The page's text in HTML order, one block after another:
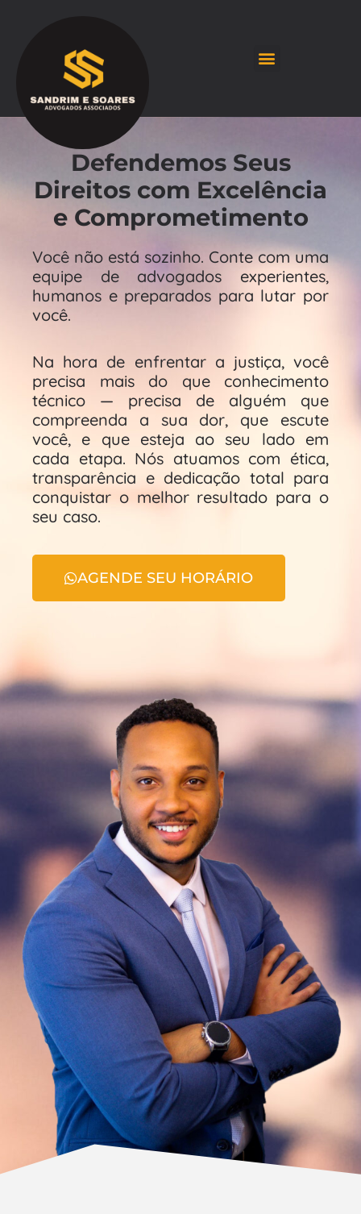
Defendemos Seus
Direitos com Excelência
e Comprometimento
Você não está sozinho. Conte com uma
equipe de advogados experientes,
humanos e preparados para lutar por
você.
Na hora de enfrentar a justiça, você
precisa mais do que conhecimento
técnico — precisa de alguém que
compreenda a sua dor, que escute
você, e que esteja ao seu lado em
cada etapa. Nós atuamos com ética,
transparência e dedicação total para
conquistar o melhor resultado para o
seu caso.
AGENDE SEU HORÁRIO